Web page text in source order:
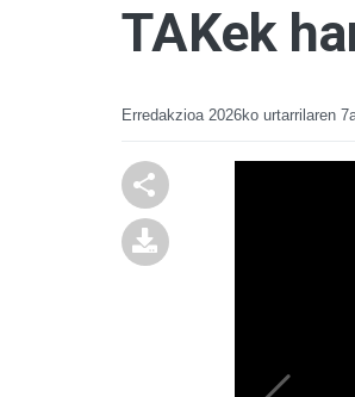
TAKek
Erredakzioa 2026ko urtarrilaren